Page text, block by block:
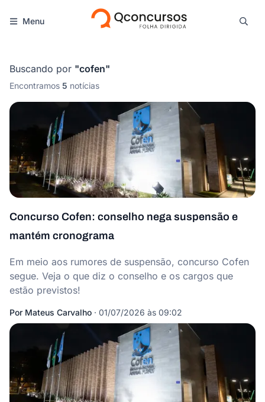
Menu
Buscando por "cofen"
Encontramos 5 notícias
Concurso Cofen: conselho nega suspensão e
mantém cronograma
Em meio aos rumores de suspensão, concurso Cofen
segue. Veja o que diz o conselho e os cargos que
estão previstos!
Por Mateus Carvalho · 01/07/2026 às 09:02